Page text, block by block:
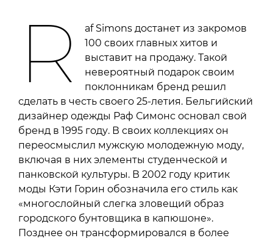
R
af Simons достанет из закромов
100 своих главных хитов и
выставит на продажу. Такой
невероятный подарок своим
поклонникам бренд решил
сделать в честь своего 25-летия. Бельгийский
дизайнер одежды Раф Симонс основал свой
бренд в 1995 году. В своих коллекциях он
переосмыслил мужскую молодежную моду,
включая в них элементы студенческой и
панковской культуры. В 2002 году критик
моды Кэти Горин обозначила его стиль как
«многослойный слегка зловещий образ
городского бунтовщика в капюшоне».
Позднее он трансформировался в более